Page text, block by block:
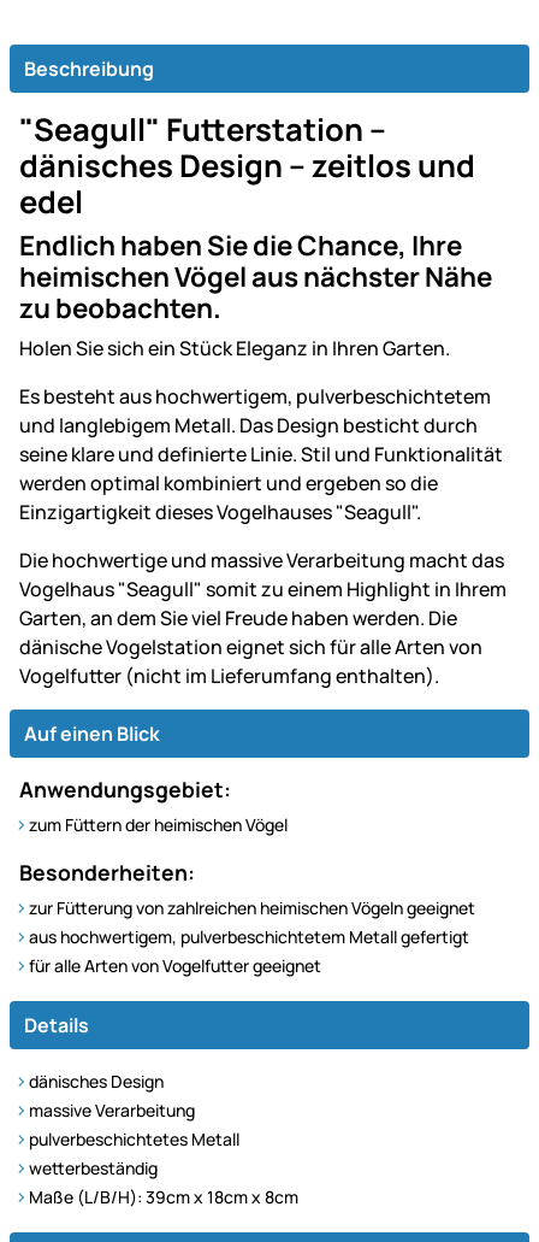
Beschreibung
"Seagull" Futterstation –
dänisches Design – zeitlos und
edel
Endlich haben Sie die Chance, Ihre
heimischen Vögel aus nächster Nähe
zu beobachten.
Holen Sie sich ein Stück Eleganz in Ihren Garten.
Es besteht aus hochwertigem, pulverbeschichtetem
und langlebigem Metall. Das Design besticht durch
seine klare und definierte Linie. Stil und Funktionalität
werden optimal kombiniert und ergeben so die
Einzigartigkeit dieses Vogelhauses "Seagull".
Die hochwertige und massive Verarbeitung macht das
Vogelhaus "Seagull" somit zu einem Highlight in Ihrem
Garten, an dem Sie viel Freude haben werden. Die
dänische Vogelstation eignet sich für alle Arten von
Vogelfutter (nicht im Lieferumfang enthalten).
Auf einen Blick
Anwendungsgebiet:
zum Füttern der heimischen Vögel
Besonderheiten:
zur Fütterung von zahlreichen heimischen Vögeln geeignet
aus hochwertigem, pulverbeschichtetem Metall gefertigt
für alle Arten von Vogelfutter geeignet
Details
dänisches Design
massive Verarbeitung
pulverbeschichtetes Metall
wetterbeständig
Maße (L/B/H): 39cm x 18cm x 8cm